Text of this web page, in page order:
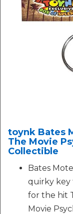
toynk Bates
The Movie
Collectible
Bates
quirky key
for the hit
Movie